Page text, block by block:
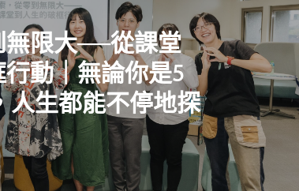
無限大──從課堂
動｜無論你是5
人生都能不停地探